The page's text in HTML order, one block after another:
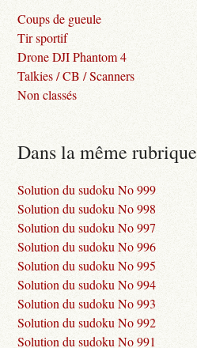
Coups de gueule
Tir sportif
Drone DJI Phantom 4
Talkies / CB / Scanners
Non classés
Dans la même rubrique
Solution du sudoku No 999
Solution du sudoku No 998
Solution du sudoku No 997
Solution du sudoku No 996
Solution du sudoku No 995
Solution du sudoku No 994
Solution du sudoku No 993
Solution du sudoku No 992
Solution du sudoku No 991